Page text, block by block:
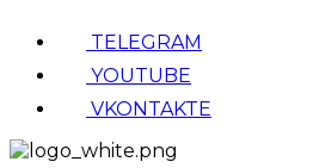
TELEGRAM
YOUTUBE
VKONTAKTE